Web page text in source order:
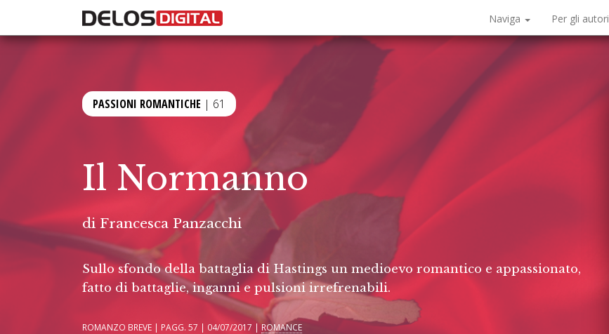
Naviga Per gli autori
PASSIONI ROMANTICHE | 61
Il Normanno
di Francesca Panzacchi
Sullo sfondo della battaglia di Hastings un medioevo romantico e appassionato,
fatto di battaglie, inganni e pulsioni irrefrenabili.
ROMANZO BREVE | PAGG. 57 | 04/07/2017 |ROMANCE